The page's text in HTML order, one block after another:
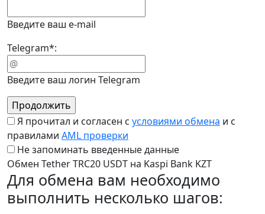
Введите ваш e-mail
Telegram*:
Введите ваш логин Telegram
Я прочитал и согласен с условиями обмена и с
правилами AML проверки
Не запоминать введенные данные
Обмен Tether TRC20 USDT на Kaspi Bank KZT
Для обмена вам необходимо
выполнить несколько шагов: